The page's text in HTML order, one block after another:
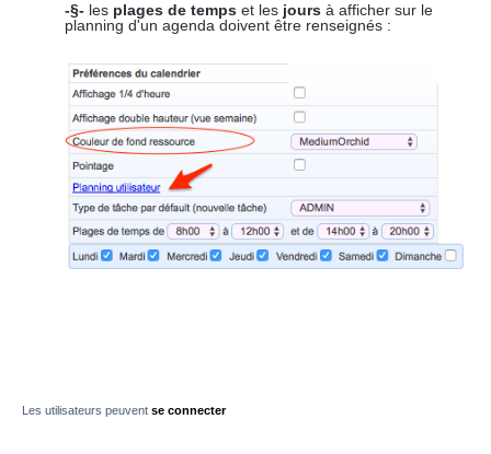
-§- les plages de temps et les jours à afficher sur le
planning d'un agenda doivent être renseignés :
Les utilisateurs peuvent se connecter